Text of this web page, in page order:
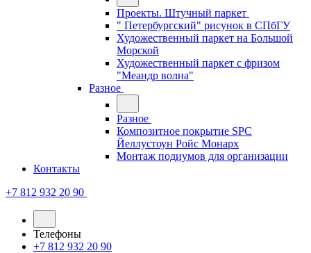
Проекты. Штучный паркет
" Петербургский" рисунок в СПбГУ
Художественный паркет на Большой
Морской
Художественный паркет с фризом
"Меандр волна"
Разное
Разное
Композитное покрытие SPC
Йеллустоун Ройс Монарх
Монтаж подиумов для организации
Контакты
+7 812 932 20 90
Телефоны
+7 812 932 20 90